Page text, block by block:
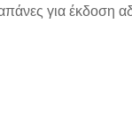
για έκδοση